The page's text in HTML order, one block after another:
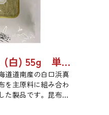
根昆布入りとろろ (白) 55g 単品 5袋 20袋 3429
道道南産の白口浜真
を主原料に組み合わ
た製品です。昆布本
さい。